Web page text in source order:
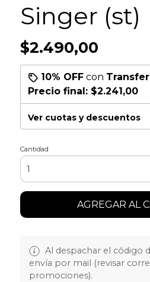
Singer (st)
$2.490,00
10% OFFcon
Precio final: $2.241,00
Ver cuotas y descuentos
Cantidad
AGREGAR AL
Al despachar el código
envía por mail (revisar
promociones).